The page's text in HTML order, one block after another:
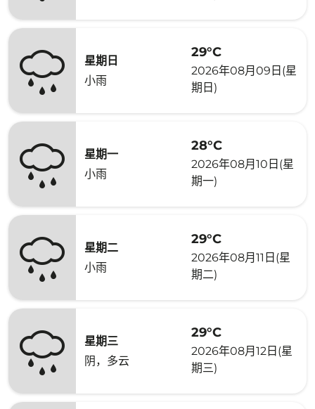
星期日
小雨
29°C
2026年08月09日(星
期日)
星期一
小雨
28°C
2026年08月10日(星
期一)
星期二
小雨
29°C
2026年08月11日(星
期二)
星期三
阴，多云
29°C
2026年08月12日(星
期三)